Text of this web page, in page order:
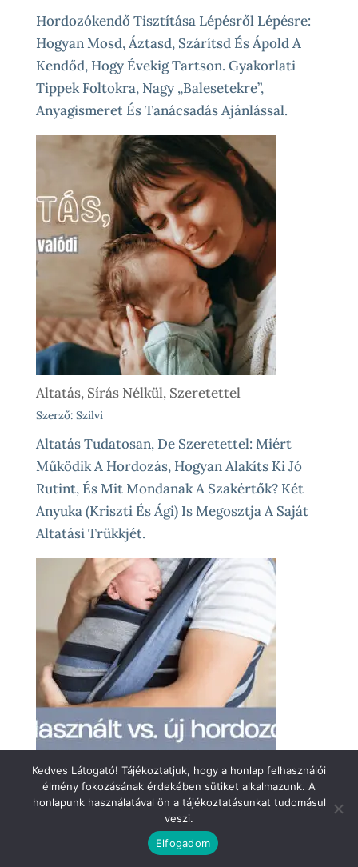
Hordozókendő Tisztítása Lépésről Lépésre:
Hogyan Mosd, Áztasd, Szárítsd És Ápold A
Kendőd, Hogy Évekig Tartson. Gyakorlati
Tippek Foltokra, Nagy „balesetekre”,
Anyagismeret És Tanácsadás Ajánlással.
Altatás, Sírás Nélkül, Szeretettel
Szerző: Szilvi
Altatás Tudatosan, De Szeretettel: Miért
Működik A Hordozás, Hogyan Alakíts Ki Jó
Rutint, És Mit Mondanak A Szakértők? Két
Anyuka (Kriszti És Ági) Is Megosztja A Saját
Altatási Trükkjét.
Használt Vs. Új Hordozó – Vajon Mindegy,
Kedves Látogató! Tájékoztatjuk, hogy a honlap felhasználói
élmény fokozásának érdekében sütiket alkalmazunk. A
honlapunk használatával ön a tájékoztatásunkat tudomásul
veszi.
Elfogadom